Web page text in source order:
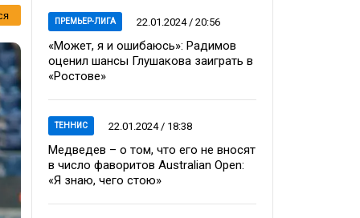
ПРЕМЬЕР-ЛИГА 22.01.2024 / 20:56
«Может, я и ошибаюсь»: Радимов
оценил шансы Глушакова заиграть в
«Ростове»
ТЕННИС 22.01.2024 / 18:38
Медведев – о том, что его не вносят
в число фаворитов Australian Open:
«Я знаю, чего стою»